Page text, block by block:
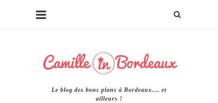
Le blog des bons plans à Bordeaux.... et
ailleurs !